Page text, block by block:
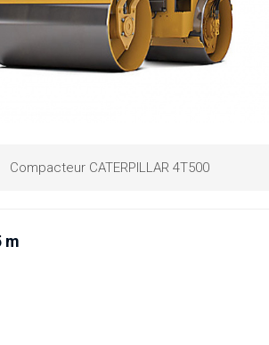
Compacteur CATERPILLAR 4T500
m